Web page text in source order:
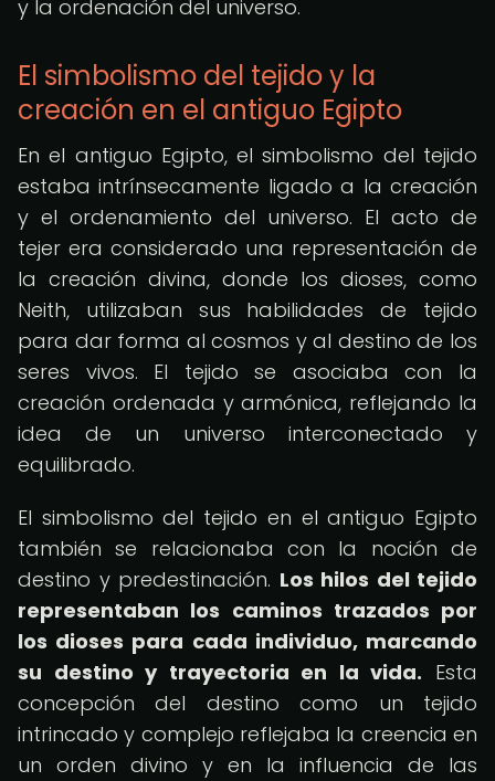
y la ordenación del universo.
El simbolismo del tejido y la
creación en el antiguo Egipto
En el antiguo Egipto, el simbolismo del tejido
estaba intrínsecamente ligado a la creación
y el ordenamiento del universo. El acto de
tejer era considerado una representación de
la creación divina, donde los dioses, como
Neith, utilizaban sus habilidades de tejido
para dar forma al cosmos y al destino de los
seres vivos. El tejido se asociaba con la
creación ordenada y armónica, reflejando la
idea de un universo interconectado y
equilibrado.
El simbolismo del tejido en el antiguo Egipto
también se relacionaba con la noción de
destino y predestinación. Los hilos del tejido
representaban los caminos trazados por
los dioses para cada individuo, marcando
su destino y trayectoria en la vida. Esta
concepción del destino como un tejido
intrincado y complejo reflejaba la creencia en
un orden divino y en la influencia de las